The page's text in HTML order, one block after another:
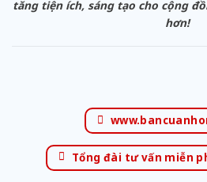
tăng tiện ích, sáng tạo cho cộng
hơn!
Tổng đài tư vấn miễn